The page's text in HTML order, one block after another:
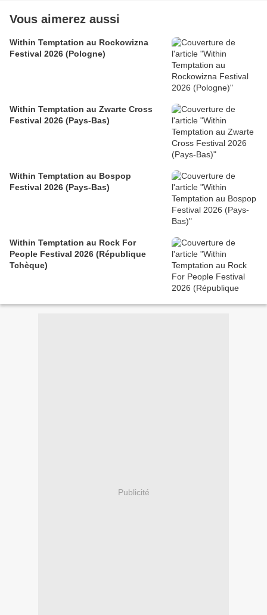
Vous aimerez aussi
Within Temptation au Rockowizna
Festival 2026 (Pologne)
Within Temptation au Zwarte Cross
Festival 2026 (Pays-Bas)
Within Temptation au Bospop
Festival 2026 (Pays-Bas)
Within Temptation au Rock For
People Festival 2026 (République
Tchèque)
Publicité